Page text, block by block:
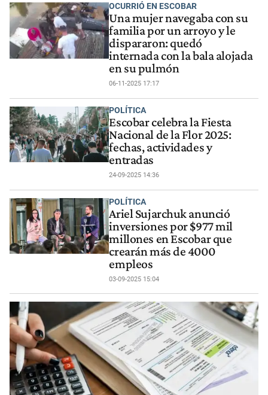
OCURRIÓ EN ESCOBAR
Una mujer navegaba con su
familia por un arroyo y le
dispararon: quedó
internada con la bala alojada
en su pulmón
06-11-2025 17:17
POLÍTICA
Escobar celebra la Fiesta
Nacional de la Flor 2025:
fechas, actividades y
entradas
24-09-2025 14:36
POLÍTICA
Ariel Sujarchuk anunció
inversiones por $977 mil
millones en Escobar que
crearán más de 4000
empleos
03-09-2025 15:04